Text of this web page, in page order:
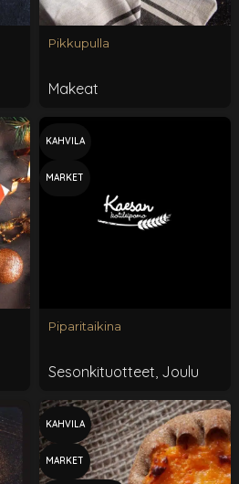
Pikkupulla
Makeat
KAHVILA
MARKET
Piparitaikina
Sesonkituotteet, Joulu
KAHVILA
MARKET